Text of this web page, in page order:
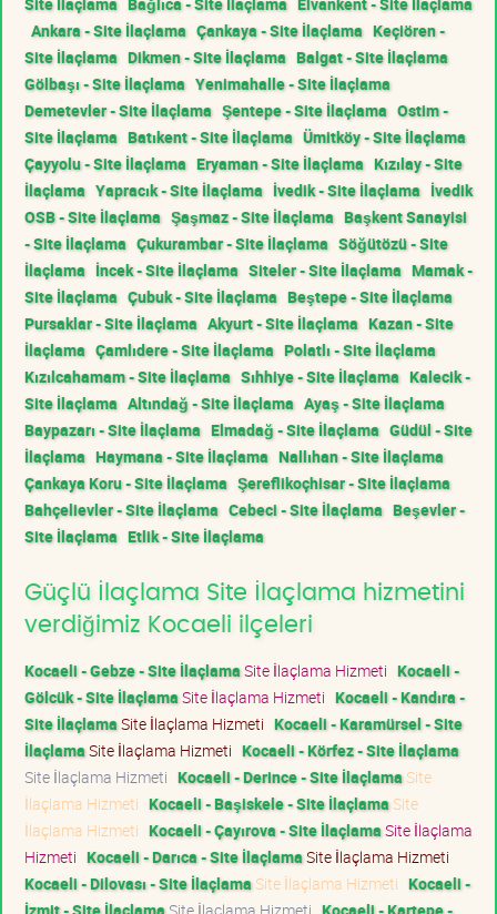
Ankara - Site İlaçlama Çankaya - Site İlaçlama Keçiören -
Site İlaçlama Dikmen - Site İlaçlama Balgat - Site İlaçlama
Gölbaşı - Site İlaçlama Yenimahalle - Site İlaçlama
Demetevler - Site İlaçlama Şentepe - Site İlaçlama Ostim -
Site İlaçlama Batıkent - Site İlaçlama Ümitköy - Site İlaçlama
Çayyolu - Site İlaçlama Eryaman - Site İlaçlama Kızılay - Site
İlaçlama Yapracık - Site İlaçlama İvedik - Site İlaçlama İvedik
OSB - Site İlaçlama Şaşmaz - Site İlaçlama Başkent Sanayisi
- Site İlaçlama Çukurambar - Site İlaçlama Söğütözü - Site
İlaçlama İncek - Site İlaçlama Siteler - Site İlaçlama Mamak -
Site İlaçlama Çubuk - Site İlaçlama Beştepe - Site İlaçlama
Pursaklar - Site İlaçlama Akyurt - Site İlaçlama Kazan - Site
İlaçlama Çamlıdere - Site İlaçlama Polatlı - Site İlaçlama
Kızılcahamam - Site İlaçlama Sıhhiye - Site İlaçlama Kalecik -
Site İlaçlama Altındağ - Site İlaçlama Ayaş - Site İlaçlama
Baypazarı - Site İlaçlama Elmadağ - Site İlaçlama Güdül - Site
İlaçlama Haymana - Site İlaçlama Nallıhan - Site İlaçlama
Çankaya Koru - Site İlaçlama Şereflikoçhisar - Site İlaçlama
Bahçelievler - Site İlaçlama Cebeci - Site İlaçlama Beşevler -
Site İlaçlama Etlik - Site İlaçlama
Güçlü İlaçlama Site İlaçlama hizmetini
verdiğimiz Kocaeli ilçeleri
Kocaeli - Gebze - Site İlaçlamaSite İlaçlama Hizmeti Kocaeli -
Gölcük - Site İlaçlamaSite İlaçlama Hizmeti Kocaeli - Kandıra -
Site İlaçlamaSite İlaçlama Hizmeti Kocaeli - Karamürsel - Site
İlaçlamaSite İlaçlama Hizmeti Kocaeli - Körfez - Site İlaçlama
Site İlaçlama Hizmeti Kocaeli - Derince - Site İlaçlama Site
İlaçlama Hizmeti Kocaeli - Başiskele - Site İlaçlama Site
İlaçlama Hizmeti Kocaeli - Çayırova - Site İlaçlamaSite İlaçlama
Hizmeti Kocaeli - Darıca - Site İlaçlamaSite İlaçlama Hizmeti
Kocaeli - Dilovası - Site İlaçlama Site İlaçlama Hizmeti Kocaeli -